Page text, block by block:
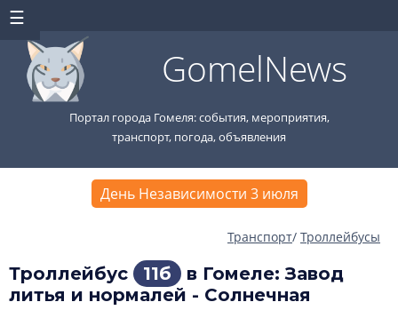
GomelNews
Портал города Гомеля: события, мероприятия,
транспорт, погода, объявления
День Независимости 3 июля
Транспорт/ Троллейбусы
Троллейбус 11б
в Гомеле: Завод
литья и нормалей - Солнечная